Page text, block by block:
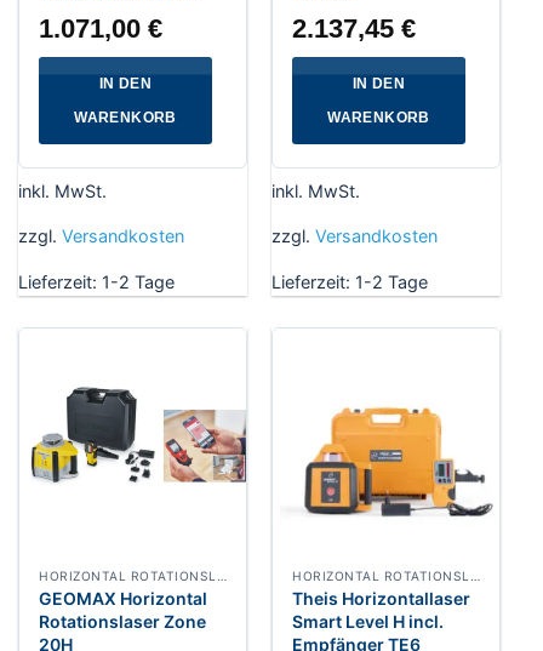
1.071,00€
IN DEN
WARENKORB
inkl. MwSt.
zzgl. Versandkosten
Lieferzeit: 1-2 Tage
2.137,45€
IN DEN
WARENKORB
inkl. MwSt.
zzgl. Versandkosten
Lieferzeit: 1-2 Tage
HORIZONTAL ROTATIONSLASER
GEOMAX Horizontal
Rotationslaser Zone
20H
HORIZONTAL ROTATIONSLASER
Theis Horizontallaser
Smart Level H incl.
Empfänger TE6